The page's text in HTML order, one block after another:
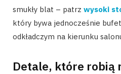
smukły blat – patrz wysoki
który bywa jednocześnie
odkładczym na kierunku
Detale, które robią